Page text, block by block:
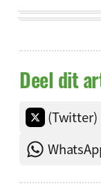
Deel dit
(Twitter)